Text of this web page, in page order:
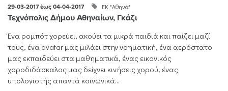
29-03-2017 έως 04-04-2017 ΕΚ "Αθηνά"
Τεχνόπολις Δήμου Αθηναίων, Γκάζι
Ένα ρομπότ χορεύει, ακούει τα μικρά παιδιά και παίζει μαζί
τους, ένα avatar μας μιλάει στην νοηματική, ένα αερόστατο
μας εκπαιδεύει στα μαθηματικά, ένας εικονικός
χοροδιδάσκαλος μας δείχνει κινήσεις χορού, ένας
υπολογιστής απαντά κοινωνικά...